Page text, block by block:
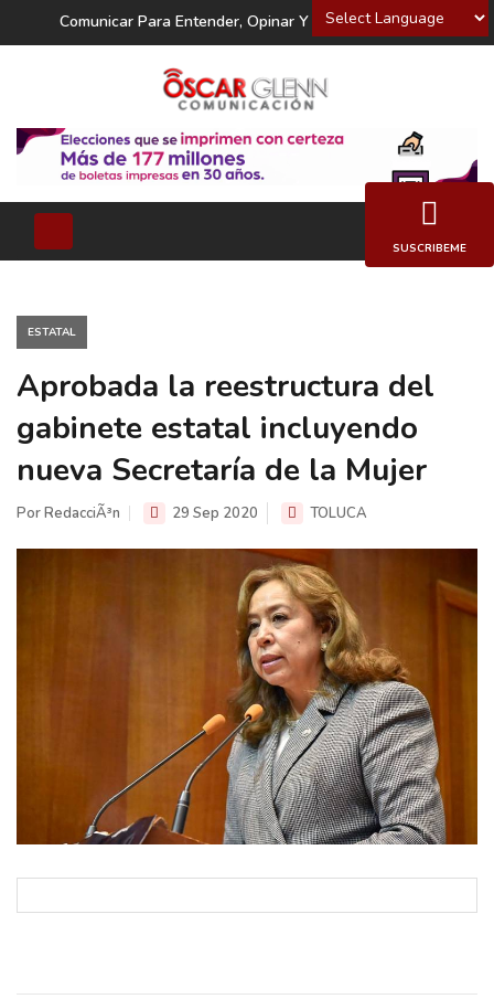
Powered by
Comunicar Para Entender, Opinar Y Decidir
ESTATAL
Aprobada la reestructura del
gabinete estatal incluyendo
nueva Secretaría de la Mujer
Por RedacciÃ³n 29 Sep 2020 TOLUCA
SUSCRIBEME